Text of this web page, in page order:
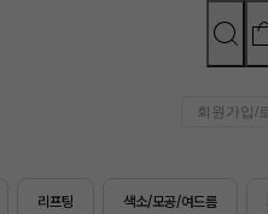
회원가입/
리프팅 색소/모공/여드름